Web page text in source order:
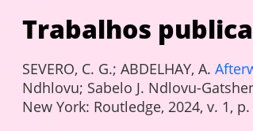
Trabalhos
SEVERO, C. G.; ABDELHAY, A.
Ndhlovu; Sabelo J. Ndlovu-
New York: Routledge, 2024, v. 1,